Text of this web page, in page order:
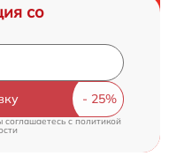
со
соглашаетесь cполитикой